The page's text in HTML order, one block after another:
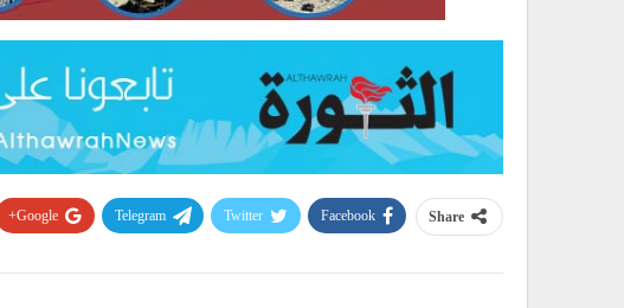
Share
Facebook
Twitter
Telegram
Google+